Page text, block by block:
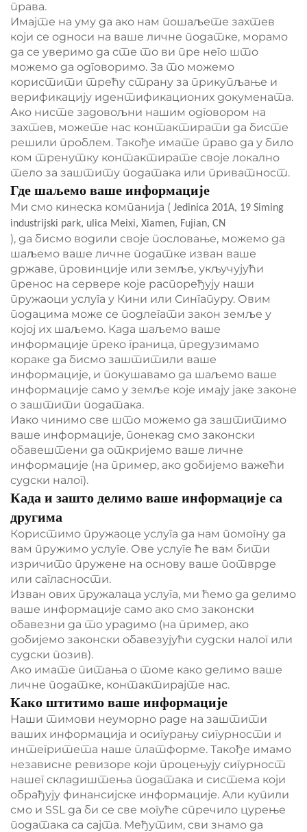
права.
Имајте на уму да ако нам пошаљете захтев
који се односи на ваше личне податке, морамо
да се уверимо да сте то ви пре него што
можемо да одговоримо. За то можемо
користити трећу страну за прикупљање и
верификацију идентификационих докумената.
Ако нисте задовољни нашим одговором на
захтев, можете нас контактирати да бисте
решили проблем. Такође имате право да у било
ком тренутку контактирате своје локално
тело за заштиту података или приватност.
Где шаљемо ваше информације
Ми смо кинеска компанија ( Jedinica 201A, 19 Siming
industrijski park, ulica Meixi, Xiamen, Fujian, CN
), да бисмо водили своје пословање, можемо да
шаљемо ваше личне податке изван ваше
државе, провинције или земље, укључујући
пренос на сервере које распоређују наши
пружаоци услуга у Кини или Сингапуру. Овим
подацима може се подлегати закон земље у
којој их шаљемо. Када шаљемо ваше
информације преко граница, предузимамо
кораке да бисмо заштитили ваше
информације, и покушавамо да шаљемо ваше
информације само у земље које имају јаке законе
о заштити података.
Иако чинимо све што можемо да заштитимо
ваше информације, понекад смо законски
обавештени да откријемо ваше личне
информације (на пример, ако добијемо важећи
судски налог).
Када и зашто делимо ваше информације са
другима
Користимо пружаоце услуга да нам помогну да
вам пружимо услуге. Ове услуге ће вам бити
изричито пружене на основу ваше потврде
или сагласности.
Изван ових пружалаца услуга, ми ћемо да делимо
ваше информације само ако смо законски
обавезни да то урадимо (на пример, ако
добијемо законски обавезујући судски налог или
судски позив).
Ако имате питања о томе како делимо ваше
личне податке, контактирајте нас.
Како штитимо ваше информације
Наши тимови неуморно раде на заштити
ваших информација и осигурању сигурности и
интегритета наше платформе. Такође имамо
независне ревизоре који процењују сигурност
нашег складиштења података и система који
обрађују финансијске информације. Али купили
смо и SSL да би се све могуће спречило цурење
података са сајта. Међутим, сви знамо да